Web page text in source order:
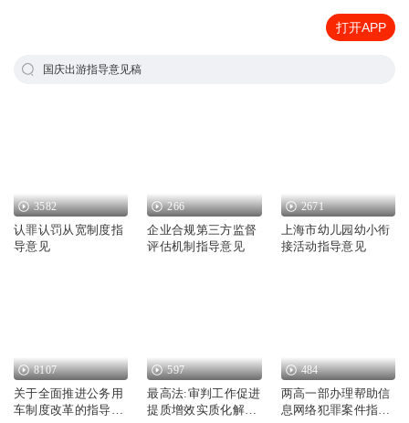
打开APP
国庆出游指导意见稿
3582
认罪认罚从宽制度指
导意见
266
企业合规第三方监督
评估机制指导意见
2671
上海市幼儿园幼小衔
接活动指导意见
8107
关于全面推进公务用
车制度改革的指导意
597
最高法:审判工作促进
提质增效实质化解纠
484
两高一部办理帮助信
息网络犯罪案件指导